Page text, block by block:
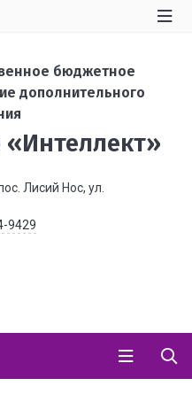
бюджетное
дополнительного
«Интеллект»
Лисий Нос, ул.
9429